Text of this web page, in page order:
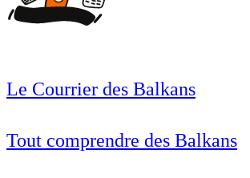
Le Courrier des Balkans
Tout comprendre des Balkans